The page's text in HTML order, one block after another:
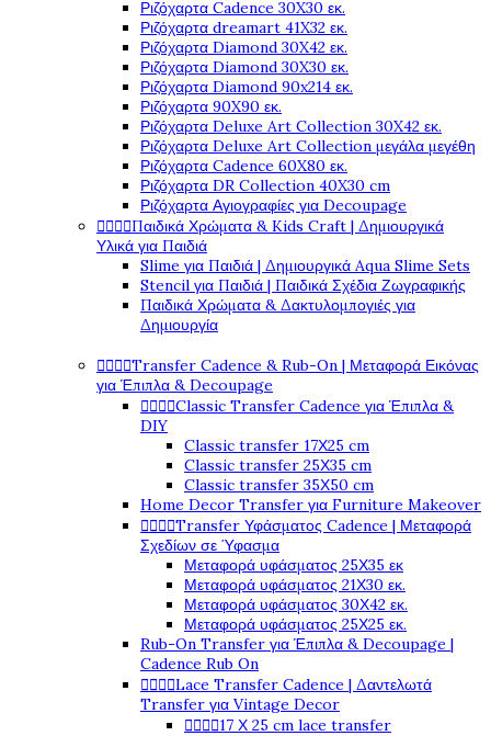
Ριζόχαρτα Cadence 30X30 εκ.
Ριζόχαρτα dreamart 41X32 εκ.
Ριζόχαρτα Diamond 30X42 εκ.
Ριζόχαρτα Diamond 30X30 εκ.
Ριζόχαρτα Diamond 90x214 εκ.
Ριζόχαρτα 90X90 εκ.
Ριζόχαρτα Deluxe Art Collection 30X42 εκ.
Ριζόχαρτα Deluxe Art Collection μεγάλα μεγέθη
Ριζόχαρτα Cadence 60X80 εκ.
Ριζόχαρτα DR Collection 40X30 cm
Ριζόχαρτα Αγιογραφίες για Decoupage
Παιδικά Χρώματα & Kids Craft | Δημιουργικά
Υλικά για Παιδιά
Slime για Παιδιά | Δημιουργικά Aqua Slime Sets
Stencil για Παιδιά | Παιδικά Σχέδια Ζωγραφικής
Παιδικά Χρώματα & Δακτυλομπογιές για
Δημιουργία
Transfer Cadence & Rub-On | Μεταφορά Εικόνας
για Έπιπλα & Decoupage
Classic Transfer Cadence για Έπιπλα &
DIY
Classic transfer 17Χ25 cm
Classic transfer 25Χ35 cm
Classic transfer 35Χ50 cm
Home Decor Transfer για Furniture Makeover
Transfer Υφάσματος Cadence | Μεταφορά
Σχεδίων σε Ύφασμα
Μεταφορά υφάσματος 25Χ35 εκ
Μεταφορά υφάσματος 21Χ30 εκ.
Μεταφορά υφάσματος 30Χ42 εκ.
Μεταφορά υφάσματος 25Χ25 εκ.
Rub-On Transfer για Έπιπλα & Decoupage |
Cadence Rub On
Lace Transfer Cadence | Δαντελωτά
Transfer για Vintage Decor
17 Χ 25 cm lace transfer